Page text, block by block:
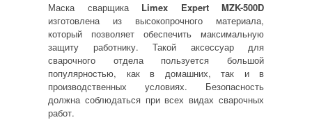
Маска сварщика Limex Expert MZK-500D
изготовлена из высокопрочного материала,
который позволяет обеспечить максимальную
защиту работнику. Такой аксессуар для
сварочного отдела пользуется большой
популярностью, как в домашних, так и в
производственных условиях. Безопасность
должна соблюдаться при всех видах сварочных
работ.